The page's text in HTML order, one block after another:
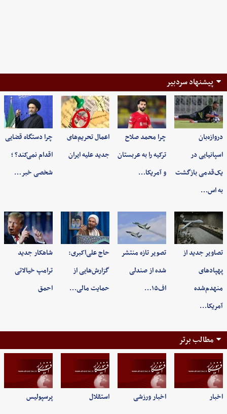
پیشنهاد سردبیر
دروازه‌بان
اسپانیایی در
یک‌قدمی بازگشت
به اس…
چرا محمد صلاح
ترکیه را به عربستان
و آمریکا…
اعمال تحریم‌های
جدید علیه ایران
چرا دستگاه قضایی
اقدام نمی‌کند؟ ؛
شخصی خبر…
تصاویر جدید از
پهپادهای
منهدم‌شده
آمریکا…
تصویر تازه منتشر
شده از صندلی
اف۱۵…
حاج علی‌اکبری:
گزارش‌هایی از
حمایت مالی…
شاهکار جدید
ترامپ خیالاتی
احمق
مطالب برتر
اخبار اخبار ورزشی استقلال پرسپولیس